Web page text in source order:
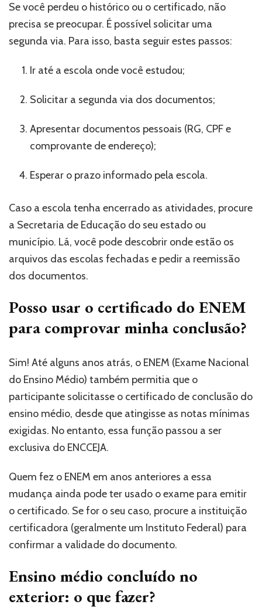
Se você perdeu o histórico ou o certificado, não
precisa se preocupar. É possível solicitar uma
segunda via. Para isso, basta seguir estes passos:
Ir até a escola onde você estudou;
Solicitar a segunda via dos documentos;
Apresentar documentos pessoais (RG, CPF e
comprovante de endereço);
Esperar o prazo informado pela escola.
Caso a escola tenha encerrado as atividades, procure
a Secretaria de Educação do seu estado ou
município. Lá, você pode descobrir onde estão os
arquivos das escolas fechadas e pedir a reemissão
dos documentos.
Posso usar o certificado do ENEM
para comprovar minha conclusão?
Sim! Até alguns anos atrás, o ENEM (Exame Nacional
do Ensino Médio) também permitia que o
participante solicitasse o certificado de conclusão do
ensino médio, desde que atingisse as notas mínimas
exigidas. No entanto, essa função passou a ser
exclusiva do ENCCEJA.
Quem fez o ENEM em anos anteriores a essa
mudança ainda pode ter usado o exame para emitir
o certificado. Se for o seu caso, procure a instituição
certificadora (geralmente um Instituto Federal) para
confirmar a validade do documento.
Ensino médio concluído no
exterior: o que fazer?